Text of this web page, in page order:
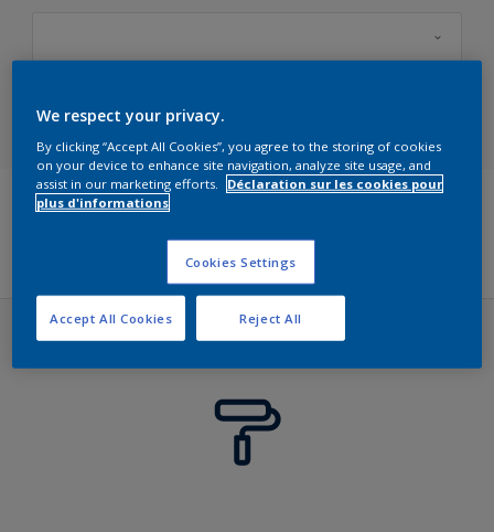
5051 Color Concept
Sikkens ACC to RAL
Filters
We respect your privacy.
By clicking “Accept All Cookies”, you agree to the storing of cookies
on your device to enhance site navigation, analyze site usage, and
assist in our marketing efforts.
Déclaration sur les cookies pour
plus d'informations
Cookies Settings
Reject All
Accept All Cookies